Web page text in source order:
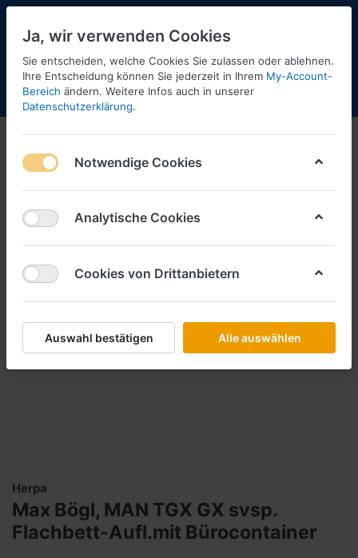
Menü Anmelden Shopaktualisierung
Herpa
Max Bögl, MAN TGX GX svsp.
Flachbett-Aufl.mit Bürocontainer
Ja, wir verwenden Cookies
Sie entscheiden, welche Cookies Sie zulassen oder ablehnen.
Ihre Entscheidung können Sie jederzeit in Ihrem My-Account-
Bereich ändern. Weitere Infos auch in unserer
Datenschutzerklärung.
Notwendige Cookies
Analytische Cookies
Cookies von Drittanbietern
Auswahl bestätigen Alle auswählen